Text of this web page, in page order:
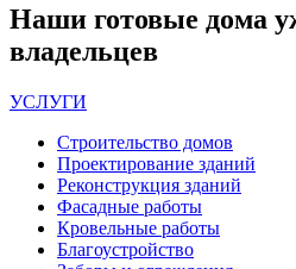
Наши готовые дома
владельцев
УСЛУГИ
Строительство домов
Проектирование зданий
Реконструкция зданий
Фасадные работы
Кровельные работы
Благоустройство